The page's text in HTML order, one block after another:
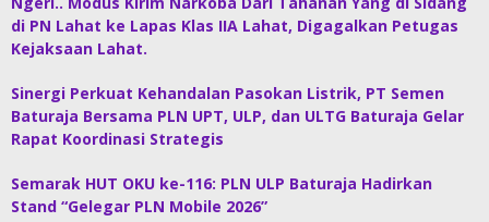
di PN Lahat ke Lapas Klas IIA Lahat, Digagalkan Petugas
Kejaksaan Lahat.
Sinergi Perkuat Kehandalan Pasokan Listrik, PT Semen
Baturaja Bersama PLN UPT, ULP, dan ULTG Baturaja Gelar
Rapat Koordinasi Strategis
Semarak HUT OKU ke-116: PLN ULP Baturaja Hadirkan
Stand “Gelegar PLN Mobile 2026”